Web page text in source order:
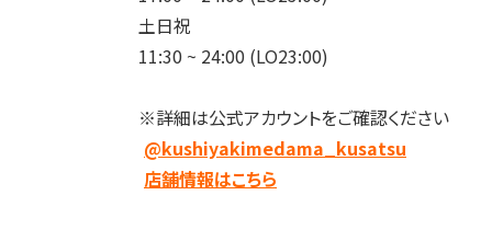
土日祝
11:30 ~ 24:00 (LO23:00)
※詳細は公式アカウントをご確認ください
@kushiyakimedama_kusatsu
店舗情報はこちら